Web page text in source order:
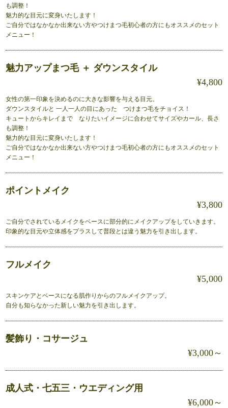
も調整！
魅力的な目元に変身いたします！
ご自分ではなかなか出来ない方やつけまつ毛初心者の方にもオススメのセット
メニュー！
魅力アップまつ毛 ＋ ダウンスタイル
¥4,800
女性の第一印象を決めるのに大きな影響を与える目元。
ダウンスタイルと 一人一人の目にあった つけまつ毛をチョイス！
キュートからキレイまで なりたいイメージに合わせてサイズやカール、長さ
も調整！
魅力的な目元に変身いたします！
ご自分ではなかなか出来ない方やつけまつ毛初心者の方にもオススメのセット
メニュー！
ポイントメイク
¥3,800
ご自分でされているメイクをベースに部分的にメイクアップをしていきます。
印象的な目元や立体感をプラスして普段とは違う魅力を引き出します。
フルメイク
¥5,000
スキンケアとベースになる肌作りからのフルメイクアップ。
自分も知らなかった新しい魅力を引き出します。
髪飾り・コサージュ
¥3,000～
成人式・七五三・ウエディング用
¥6,000～